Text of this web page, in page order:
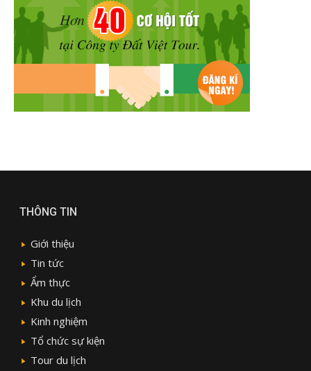
THÔNG TIN
Giới thiệu
Tin tức
Ẩm thực
Khu du lịch
Kinh nghiệm
Tổ chức sự kiện
Tour du lịch